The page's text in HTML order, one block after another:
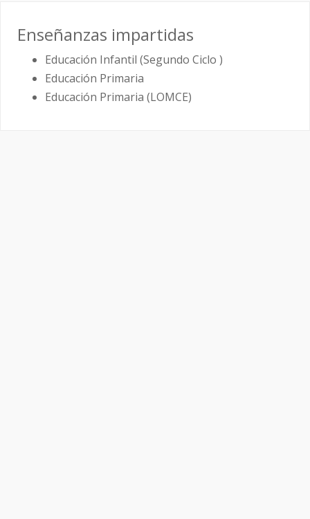
Enseñanzas impartidas
Educación Infantil (Segundo Ciclo )
Educación Primaria
Educación Primaria (LOMCE)